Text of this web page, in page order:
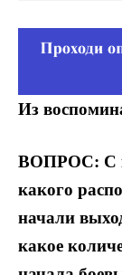
Из
ВОПРОС: С
какого
начали
какое